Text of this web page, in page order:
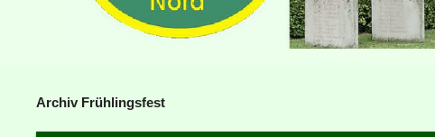
Archiv Frühlingsfest